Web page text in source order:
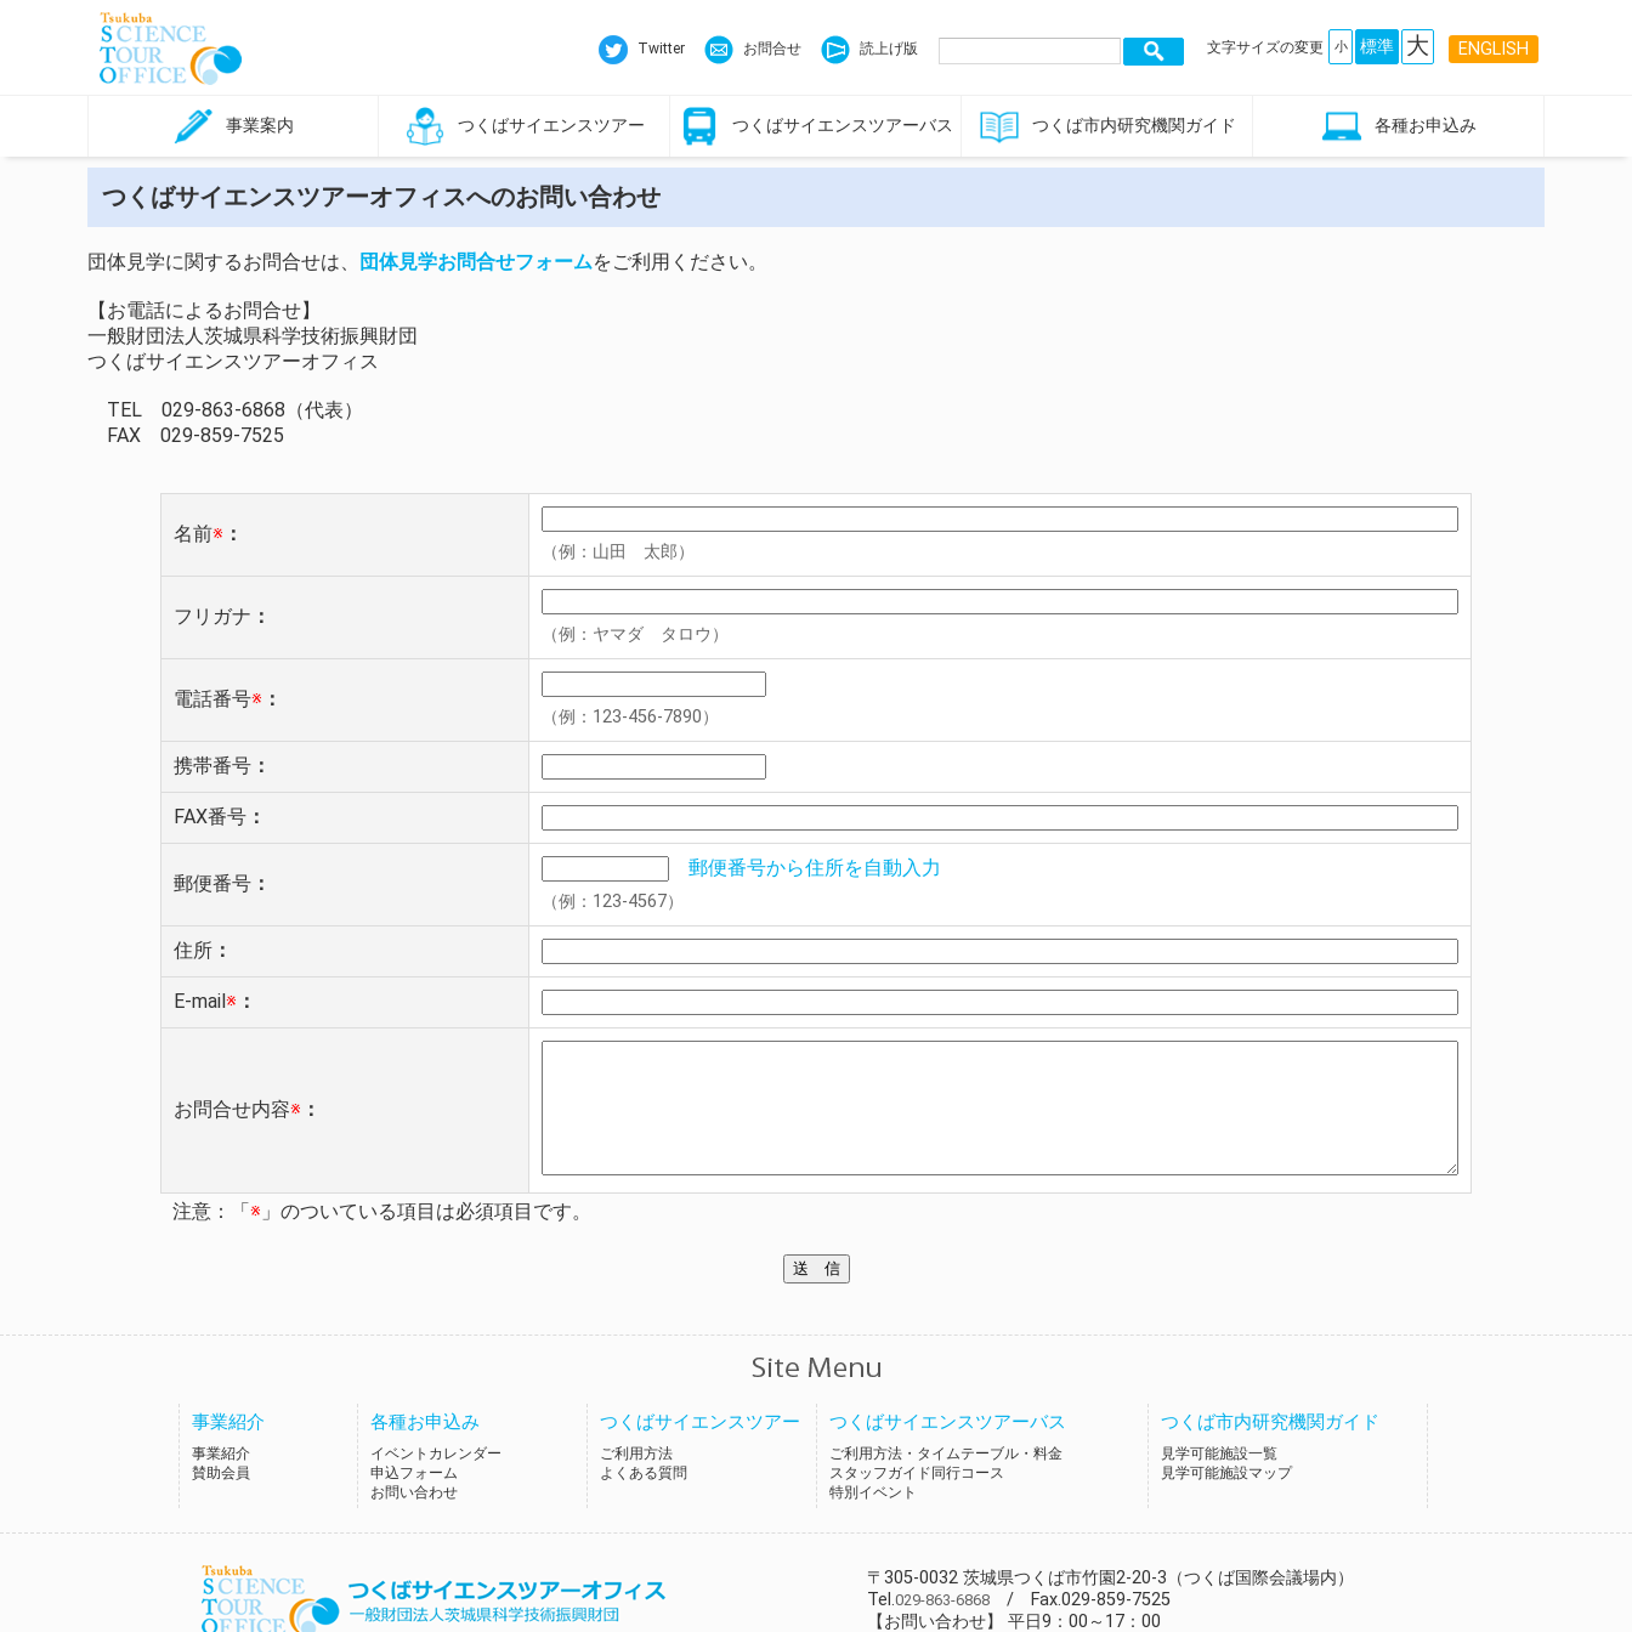
ENGLISH
文字サイズの変更 小 標準 大
Twitter お問合せ 読上げ版
事業案内 つくばサイエンスツアー つくばサイエンスツアーバス つくば市内研究機関ガイド 各種お申込み
つくばサイエンスツアーオフィスへのお問い合わせ
団体見学に関するお問合せは、 団体見学お問合せフォームをご利用ください。
【お電話によるお問合せ】
一般財団法人茨城県科学技術振興財団
つくばサイエンスツアーオフィス
TEL 029-863-6868（代表）
FAX 029-859-7525
名前※ ：
（例：山田 太郎）
フリガナ ：
（例：ヤマダ タロウ）
電話番号※ ：
（例：123-456-7890）
携帯番号 ：
FAX番号 ：
郵便番号 ：
郵便番号から住所を自動入力
（例：123-4567）
住所 ：
E-mail※ ：
お問合せ内容※ ：
注意：「※ 」のついている項目は必須項目です。
事業紹介
事業紹介
賛助会員
各種お申込み
イベントカレンダー
申込フォーム
お問い合わせ
つくばサイエンスツアー
ご利用方法
よくある質問
つくばサイエンスツアーバス
ご利用方法・タイムテーブル・料金
スタッフガイド同行コース
特別イベント
つくば市内研究機関ガイド
見学可能施設一覧
見学可能施設マップ
〒305-0032 茨城県つくば市竹園2-20-3 （つくば国際会議場内）
Tel.029-863-6868 / Fax.029-859-7525
【お問い合わせ】 平日9：00～17：00